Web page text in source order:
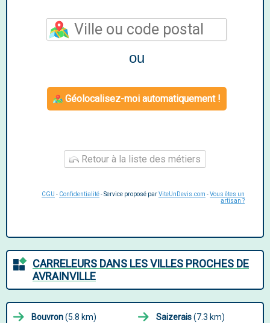
ou
Géolocalisez-moi automatiquement !
Retour à la liste des métiers
CGU - Confidentialité- Service proposé parViteUnDevis.com -Vous êtes un
artisan ?
CARRELEURS DANS LES VILLES PROCHES DE
AVRAINVILLE
Bouvron(5.8 km) Saizerais(7.3 km)